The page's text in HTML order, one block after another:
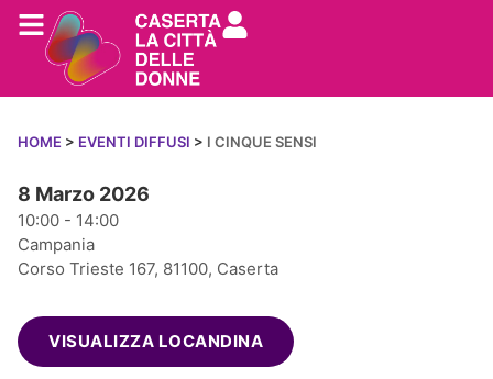
HOME > EVENTI DIFFUSI > I CINQUE SENSI
8 Marzo 2026
10:00 - 14:00
Campania
Corso Trieste 167, 81100, Caserta
VISUALIZZA LOCANDINA